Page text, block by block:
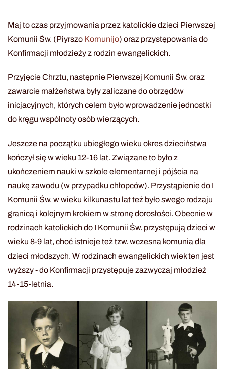
Maj to czas przyjmowania przez katolickie dzieci Pierwszej
Komunii Św. (Piyrszo Komunijo) oraz przystępowania do
Konfirmacji młodzieży z rodzin ewangelickich.
Przyjęcie Chrztu, następnie Pierwszej Komunii Św. oraz
zawarcie małżeństwa były zaliczane do obrzędów
inicjacyjnych, których celem było wprowadzenie jednostki
do kręgu wspólnoty osób wierzących.
Jeszcze na początku ubiegłego wieku okres dzieciństwa
kończył się w wieku 12-16 lat. Związane to było z
ukończeniem nauki w szkole elementarnej i pójścia na
naukę zawodu (w przypadku chłopców). Przystąpienie do I
Komunii Św. w wieku kilkunastu lat też było swego rodzaju
granicą i kolejnym krokiem w stronę dorosłości. Obecnie w
rodzinach katolickich do I Komunii Św. przystępują dzieci w
wieku 8-9 lat, choć istnieje też tzw. wczesna komunia dla
dzieci młodszych. W rodzinach ewangelickich wiek ten jest
wyższy - do Konfirmacji przystępuje zazwyczaj młodzież
14-15-letnia.